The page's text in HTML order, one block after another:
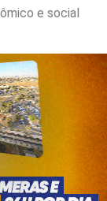
e social